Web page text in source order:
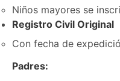
Niños mayores se
Registro Civil Original
Con fecha de
Padres: